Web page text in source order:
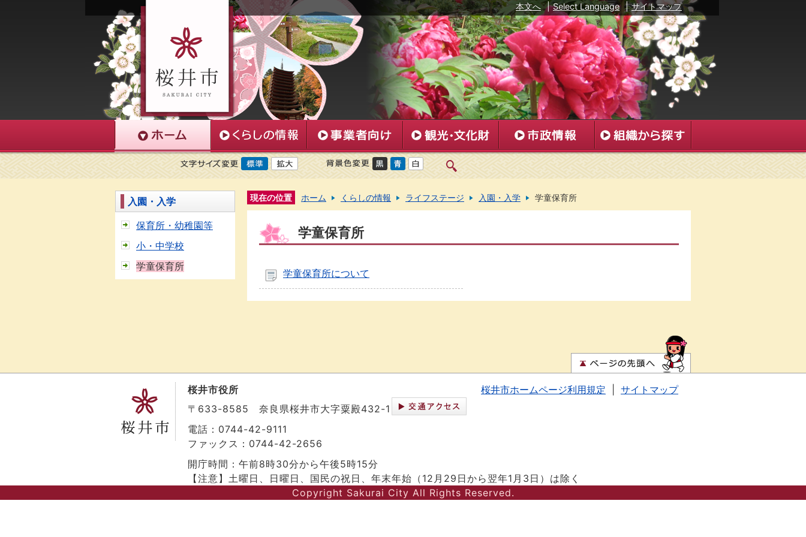
本文へ | Select Language | サイトマップ
入園・入学
保育所・幼稚園等
小・中学校
学童保育所
現在の位置 ホーム くらしの情報 ライフステージ 入園・入学 学童保育所
学童保育所
学童保育所について
桜井市役所
〒633-8585 奈良県桜井市大字粟殿432-1
電話：0744-42-9111
ファックス：0744-42-2656
開庁時間：午前8時30分から午後5時15分
【注意】土曜日、日曜日、国民の祝日、年末年始（12月29日から翌年1月3日）は除く
桜井市ホームページ利用規定 サイトマップ
Copyright Sakurai City All Rights Reserved.